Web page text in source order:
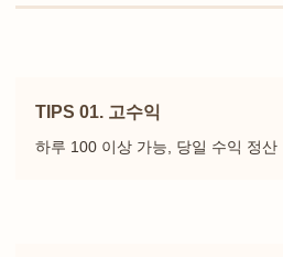
TIPS 01. 고수익
하루 100 이상 가능, 당일 수익 정산